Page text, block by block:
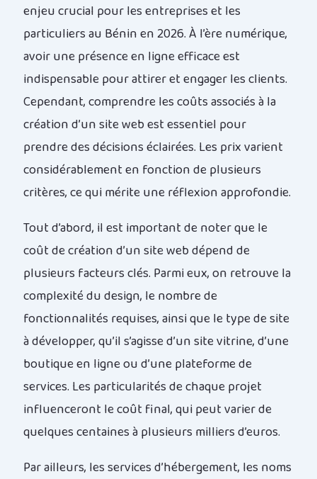
enjeu crucial pour les entreprises et les
particuliers au Bénin en 2026. À l’ère numérique,
avoir une présence en ligne efficace est
indispensable pour attirer et engager les clients.
Cependant, comprendre les coûts associés à la
création d’un site web est essentiel pour
prendre des décisions éclairées. Les prix varient
considérablement en fonction de plusieurs
critères, ce qui mérite une réflexion approfondie.
Tout d’abord, il est important de noter que le
coût de création d’un site web dépend de
plusieurs facteurs clés. Parmi eux, on retrouve la
complexité du design, le nombre de
fonctionnalités requises, ainsi que le type de site
à développer, qu’il s’agisse d’un site vitrine, d’une
boutique en ligne ou d’une plateforme de
services. Les particularités de chaque projet
influenceront le coût final, qui peut varier de
quelques centaines à plusieurs milliers d’euros.
Par ailleurs, les services d’hébergement, les noms